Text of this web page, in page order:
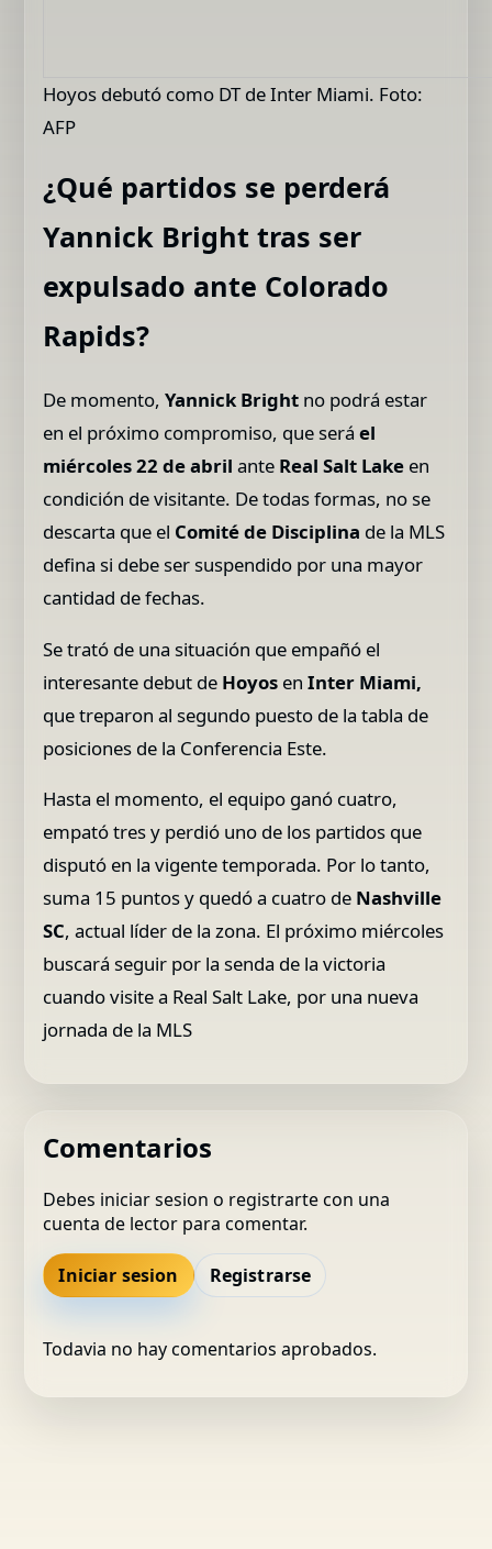
Hoyos debutó como DT de Inter Miami. Foto:
AFP
¿Qué partidos se perderá
Yannick Bright tras ser
expulsado ante Colorado
Rapids?
De momento,Yannick Bright no podrá estar
en el próximo compromiso, que será el
miércoles 22 de abrilante Real Salt Lake en
condición de visitante. De todas formas, no se
descarta que el Comité de Disciplina de la MLS
defina si debe ser suspendido por una mayor
cantidad de fechas.
Se trató de una situación que empañó el
interesante debut de Hoyos enInter Miami,
que treparon al segundo puesto de la tabla de
posiciones de la Conferencia Este.
Hasta el momento, el equipo ganó cuatro,
empató tres y perdió uno de los partidos que
disputó en la vigente temporada. Por lo tanto,
suma 15 puntos y quedó a cuatro de Nashville
SC, actual líder de la zona. El próximo miércoles
buscará seguir por la senda de la victoria
cuando visite a Real Salt Lake, por una nueva
jornada de la MLS
Comentarios
Debes iniciar sesion o registrarte con una
cuenta de lector para comentar.
Iniciar sesion Registrarse
Todavia no hay comentarios aprobados.